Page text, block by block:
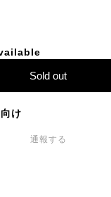
Sold out
け
通報する